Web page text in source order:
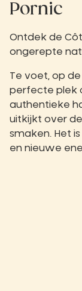
Pornic
Ontdek de
ongerepte
Te voet, op
perfecte plek
authentieke
uitkijkt over
smaken. Het
en nieuwe